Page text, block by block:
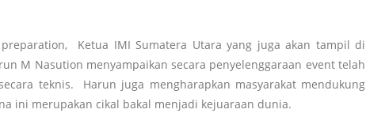
Ketua IMI Sumatera Utara yang juga akan tampil di
M Nasution menyampaikan secara penyelenggaraan event telah
teknis. Harun juga mengharapkan masyarakat mendukung
ini merupakan cikal bakal menjadi kejuaraan dunia.